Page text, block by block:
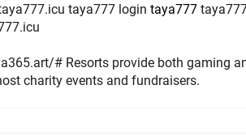
taya777 login taya777
# Resorts provide both gaming and
charity events and fundraisers.